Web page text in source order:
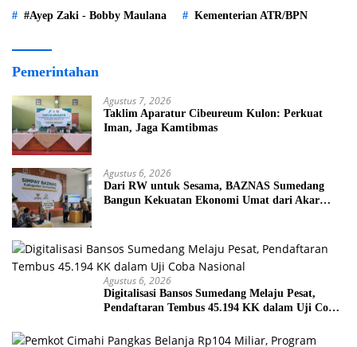
#Ayep Zaki - Bobby Maulana Kementerian ATR/BPN
Pemerintahan
Agustus 7, 2026
Taklim Aparatur Cibeureum Kulon: Perkuat
Iman, Jaga Kamtibmas
Agustus 6, 2026
Dari RW untuk Sesama, BAZNAS Sumedang
Bangun Kekuatan Ekonomi Umat dari Akar
Agustus 6, 2026
Digitalisasi Bansos Sumedang Melaju Pesat,
Pendaftaran Tembus 45.194 KK dalam Uji Coba